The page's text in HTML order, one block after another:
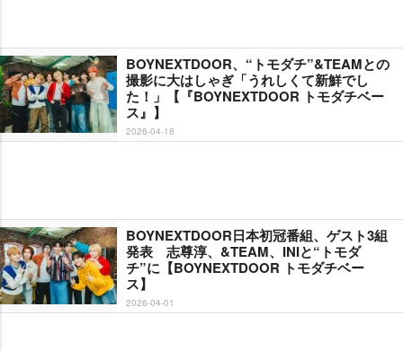
BOYNEXTDOOR、“トモダチ”&TEAMとの
撮影に大はしゃぎ「うれしくて新鮮でし
た！」【『BOYNEXTDOOR トモダチベー
ス』】
2026-04-18
BOYNEXTDOOR日本初冠番組、ゲスト3組
発表 志尊淳、&TEAM、INIと“トモダ
チ”に【BOYNEXTDOOR トモダチベー
ス】
2026-04-01